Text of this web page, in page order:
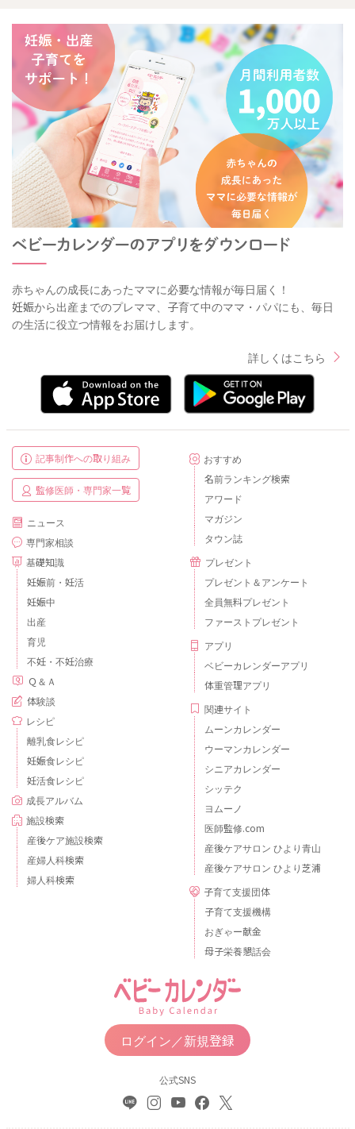
赤ちゃんの成長にあったママに必要な情報が毎日届く！
妊娠から出産までのプレママ、子育て中のママ・パパにも、毎日
の生活に役立つ情報をお届けします。
詳しくはこちら
記事制作への取り組み
監修医師・専門家一覧
ニュース
専門家相談
基礎知識
妊娠前・妊活
妊娠中
出産
育児
不妊・不妊治療
Ｑ＆Ａ
体験談
レシピ
離乳食レシピ
妊娠食レシピ
妊活食レシピ
成長アルバム
施設検索
産後ケア施設検索
産婦人科検索
婦人科検索
おすすめ
名前ランキング検索
アワード
マガジン
タウン誌
プレゼント
プレゼント＆アンケート
全員無料プレゼント
ファーストプレゼント
アプリ
ベビーカレンダーアプリ
体重管理アプリ
関連サイト
ムーンカレンダー
ウーマンカレンダー
シニアカレンダー
シッテク
ヨムーノ
医師監修.com
産後ケアサロン ひより青山
産後ケアサロン ひより芝浦
子育て支援団体
子育て支援機構
おぎゃー献金
母子栄養懇話会
ログイン／新規登録
公式SNS